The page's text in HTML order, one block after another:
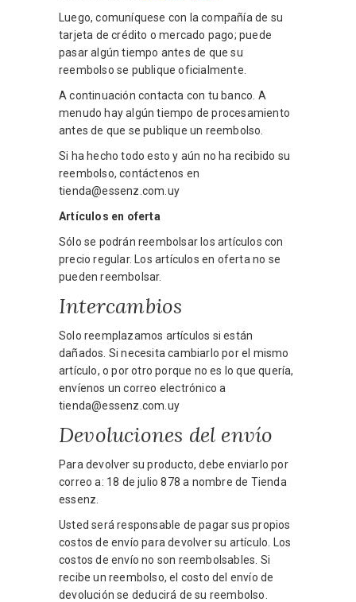
Luego, comuníquese con la compañía de su
tarjeta de crédito o mercado pago; puede
pasar algún tiempo antes de que su
reembolso se publique oficialmente.
A continuación contacta con tu banco. A
menudo hay algún tiempo de procesamiento
antes de que se publique un reembolso.
Si ha hecho todo esto y aún no ha recibido su
reembolso, contáctenos en
tienda@essenz.com.uy
Artículos en oferta
Sólo se podrán reembolsar los artículos con
precio regular. Los artículos en oferta no se
pueden reembolsar.
Intercambios
Solo reemplazamos artículos si están
dañados. Si necesita cambiarlo por el mismo
artículo, o por otro porque no es lo que quería,
envíenos un correo electrónico a
tienda@essenz.com.uy
Devoluciones del envío
Para devolver su producto, debe enviarlo por
correo a: 18 de julio 878 a nombre de Tienda
essenz.
Usted será responsable de pagar sus propios
costos de envío para devolver su artículo. Los
costos de envío no son reembolsables. Si
recibe un reembolso, el costo del envío de
devolución se deducirá de su reembolso.